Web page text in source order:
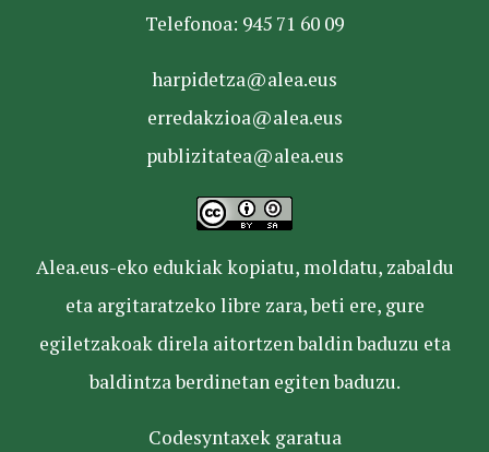
Telefonoa: 945 71 60 09
harpidetza@alea.eus
erredakzioa@alea.eus
publizitatea@alea.eus
Alea.eus-eko edukiak kopiatu, moldatu, zabaldu
eta argitaratzeko libre zara, beti ere, gure
egiletzakoak direla aitortzen baldin baduzu eta
baldintza berdinetan egiten baduzu.
Codesyntaxek garatua